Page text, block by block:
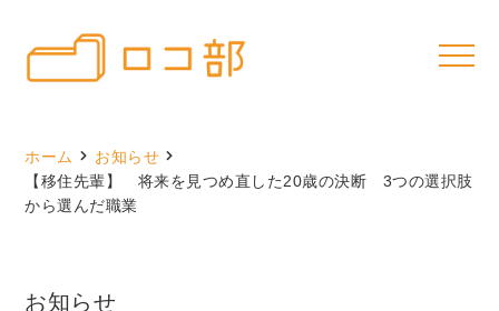
ホーム
お知らせ
【移住先輩】 将来を見つめ直した20歳の決断 3つの選択肢
から選んだ職業
お知らせ